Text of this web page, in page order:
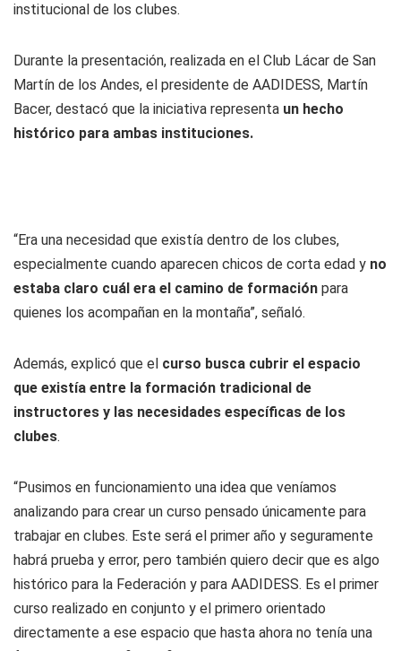
institucional de los clubes.
Durante la presentación, realizada en el Club Lácar de San
Martín de los Andes, el presidente de AADIDESS, Martín
Bacer, destacó que la iniciativa representa un hecho
histórico para ambas instituciones.
“Era una necesidad que existía dentro de los clubes,
especialmente cuando aparecen chicos de corta edad y no
estaba claro cuál era el camino de formación para
quienes los acompañan en la montaña”, señaló.
Además, explicó que el curso busca cubrir el espacio
que existía entre la formación tradicional de
instructores y las necesidades específicas de los
clubes.
“Pusimos en funcionamiento una idea que veníamos
analizando para crear un curso pensado únicamente para
trabajar en clubes. Este será el primer año y seguramente
habrá prueba y error, pero también quiero decir que es algo
histórico para la Federación y para AADIDESS. Es el primer
curso realizado en conjunto y el primero orientado
directamente a ese espacio que hasta ahora no tenía una